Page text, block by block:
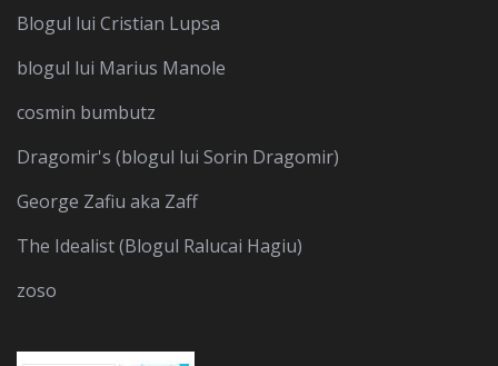
Blogul lui Cristian Lupsa
blogul lui Marius Manole
cosmin bumbutz
Dragomir's (blogul lui Sorin Dragomir)
George Zafiu aka Zaff
The Idealist (Blogul Ralucai Hagiu)
zoso